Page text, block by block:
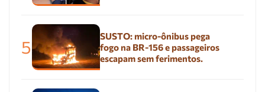
5
SUSTO: micro-ônibus pega
fogo na BR-156 e passageiros
escapam sem ferimentos.